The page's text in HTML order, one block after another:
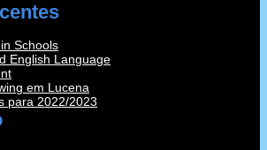
Schools
English Language
em Lucena
para 2022/2023